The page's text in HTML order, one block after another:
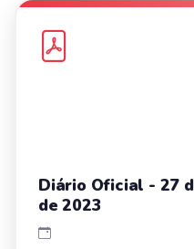
Diário Oficial - 27
de 2023